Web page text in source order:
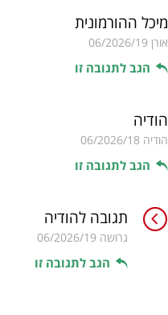
מיכל ההורמונית
אורן 06/2026/19
הגב לתגובה זו
הודיה
הודיה 06/2026/18
הגב לתגובה זו
תגובה להודיה
גרושה 06/2026/19
הגב לתגובה זו